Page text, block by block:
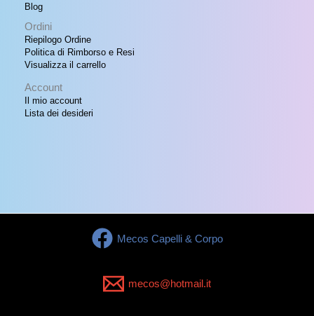
Blog
Ordini
Riepilogo Ordine
Politica di Rimborso e Resi
Visualizza il carrello
Account
Il mio account
Lista dei desideri
Mecos Capelli & Corpo
mecos@hotmail.it